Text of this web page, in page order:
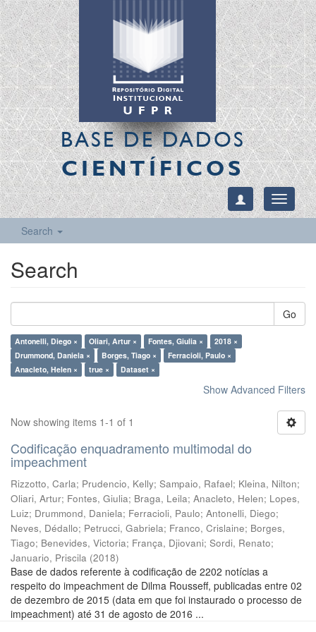
BASE DE DADOS
CIENTÍFICOS
Toggle
Search
Search
Go
Antonelli, Diego × Oliari, Artur × Fontes, Giulia ×
2018 ×
Drummond, Daniela ×
Borges, Tiago ×
Ferracioli, Paulo ×
Anacleto, Helen ×
true × Dataset ×
Show Advanced Filters
Now showing items 1-1 of 1
Codificação enquadramento multimodal do
impeachment
Rizzotto, Carla; Prudencio, Kelly; Sampaio, Rafael; Kleina, Nilton;
Oliari, Artur; Fontes, Giulia; Braga, Leila; Anacleto, Helen; Lopes,
Luiz; Drummond, Daniela; Ferracioli, Paulo; Antonelli, Diego;
Neves, Dédallo; Petrucci, Gabriela; Franco, Crislaine; Borges,
Tiago; Benevides, Victoria; França, Djiovani; Sordi, Renato;
Januario, Priscila (2018)
Base de dados referente à codificação de 2202 notícias a
respeito do impeachment de Dilma Rousseff, publicadas entre 02
de dezembro de 2015 (data em que foi instaurado o processo de
impeachment) até 31 de agosto de 2016 ...